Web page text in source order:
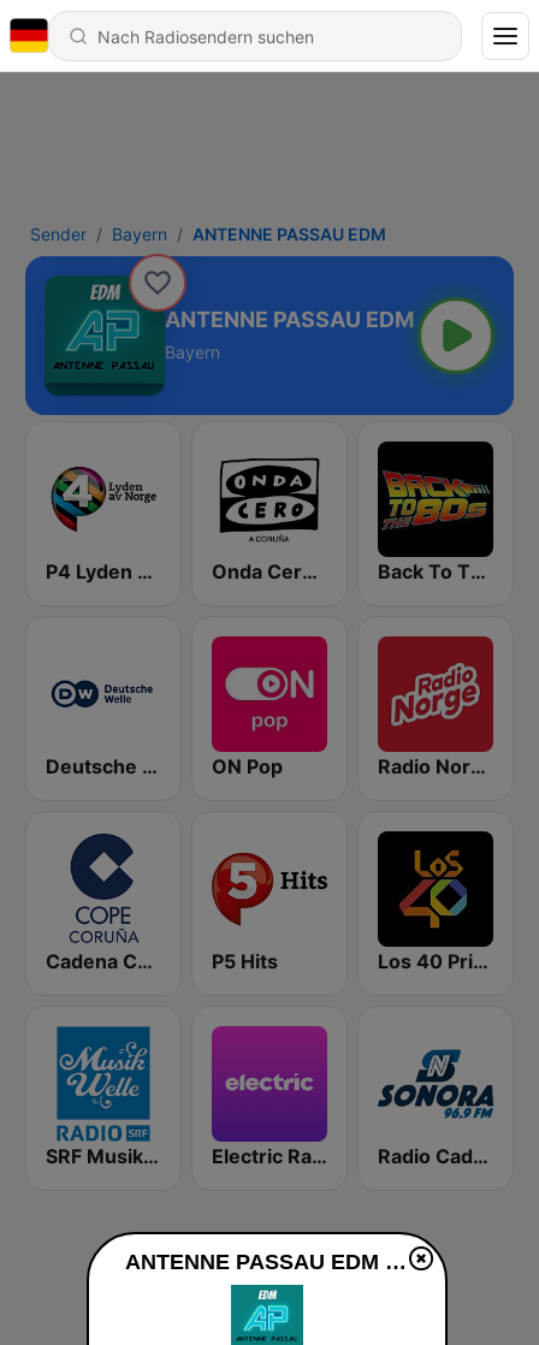
Sender Bayern ANTENNE PASSAU EDM
ANTENNE PASSAU EDM
Bayern
P4 Lyden av Norge Onda Cero A Coruña Back To The 80's Radio
Deutsche Welle ON Pop Radio Norge
Cadena COPE Coruña P5 Hits Los 40 Principales
SRF Musikwelle Electric Radio Radio Cadena Sonora
ANTENNE PASSAU EDM live